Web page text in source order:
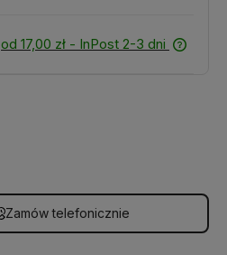
od 17,00 zł - InPost 2-3 dni
Zamów telefonicznie